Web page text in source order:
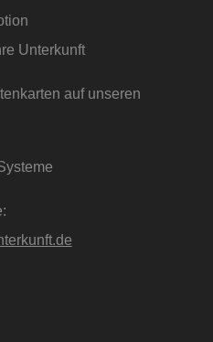
Unterkunft
auf unseren